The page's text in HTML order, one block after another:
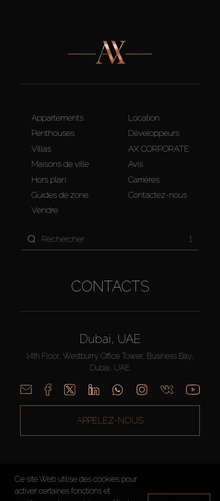
Appartements
Penthouses
Villas
Maisons de ville
Hors plan
Guides de zone
Vendre
Location
Développeurs
AX CORPORATE
Avis
Carrières
Contactez-nous
1
CONTACTS
Dubai, UAE
14th Floor, Westburry Office Tower, Business Bay,
Dubai, UAE
APPELEZ-NOUS
AX CAPITAL ©2026 Tous droits réservés
Ce site Web utilise des cookies pour
activer certaines fonctions et